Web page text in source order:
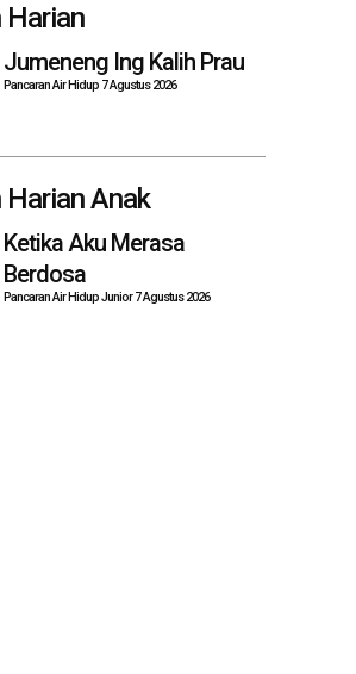
Harian
Jumeneng Ing Kalih Prau
Pancaran Air Hidup 7 Agustus 2026
Harian Anak
Ketika Aku Merasa
Berdosa
Pancaran Air Hidup Junior 7 Agustus 2026